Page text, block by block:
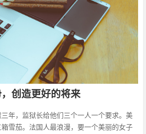
创造更好的将来
年，监狱长给他们三个一人一个要求。美
雪茄。法国人最浪漫，要一个美丽的女子